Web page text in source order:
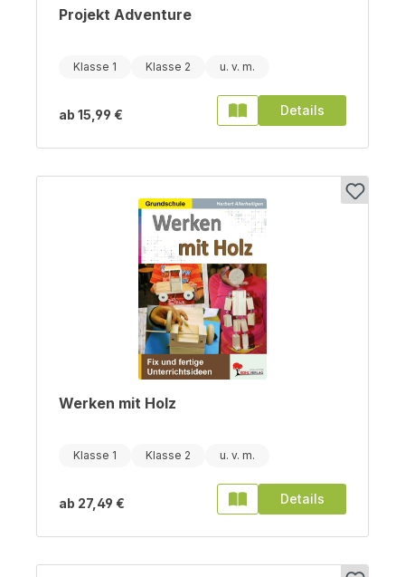
Projekt Adventure
Klasse 1 Klasse 2
ab 15,99 € Details
Werken mit Holz
Klasse 1 Klasse 2
ab 27,49 € Details